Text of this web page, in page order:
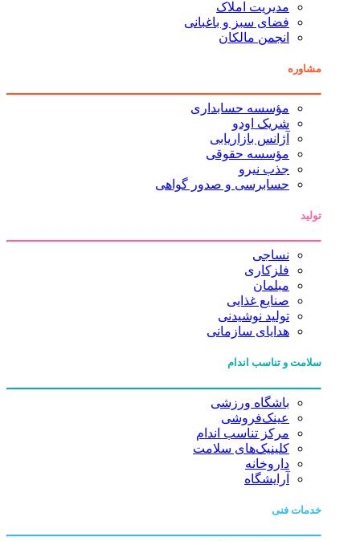
مدیریت املاک
فضای سبز و باغبانی
انجمن مالکان
مشاوره
مؤسسه حسابداری
شریک اودو
آژانس بازاریابی
مؤسسه حقوقی
جذب نیرو
حسابرسی و صدور گواهی
تولید
نساجی
فلزکاری
مبلمان
صنایع غذایی
تولید نوشیدنی
هدایای سازمانی
سلامت و تناسب اندام
باشگاه ورزشی
عینک‌فروشی
مرکز تناسب اندام
کلینیک‌های سلامت
داروخانه
آرایشگاه
خدمات فنی